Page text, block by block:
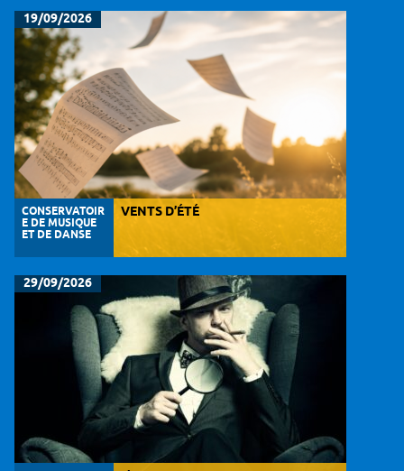
19/09/2026
CONSERVATOIR
E DE MUSIQUE
ET DE DANSE
VENTS D’ÉTÉ
29/09/2026